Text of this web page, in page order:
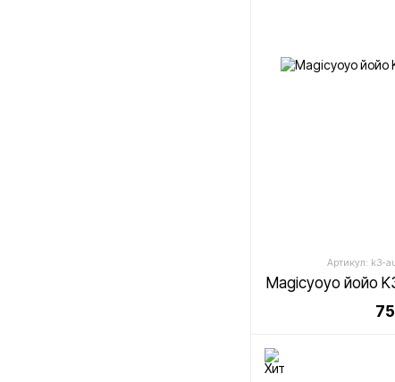
Артикул: k3-
Magicyoyo йойо